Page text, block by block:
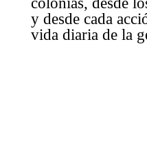
y desde cada
vida diaria de la